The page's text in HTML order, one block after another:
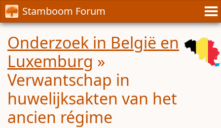
Stamboom Forum
Onderzoek in België en
Luxemburg »
Verwantschap in
huwelijksakten van het
ancien régime